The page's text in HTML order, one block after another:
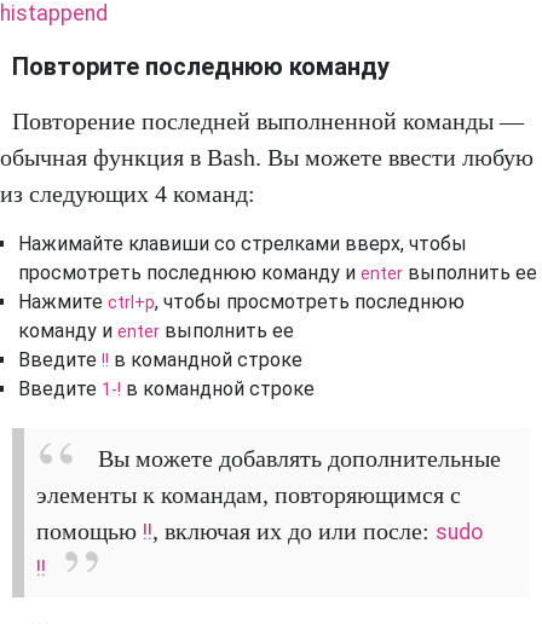
histappend
Повторите последнюю команду
Повторение последней выполненной команды —
обычная функция в Bash. Вы можете ввести любую
из следующих 4 команд:
Нажимайте клавиши со стрелками вверх, чтобы
просмотреть последнюю команду и enter выполнить ее
Нажмите ctrl+p, чтобы просмотреть последнюю
команду и enter выполнить ее
Введите !! в командной строке
Введите 1-! в командной строке
Вы можете добавлять дополнительные
элементы к командам, повторяющимся с
помощью !!, включая их до или после: sudo
!!